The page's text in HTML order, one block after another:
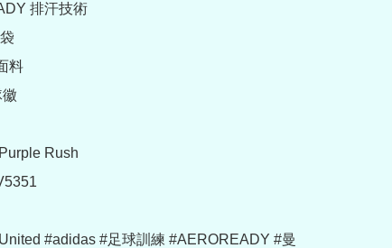
排汗技術
料
Rush
#adidas #足球訓練 #AEROREADY #曼